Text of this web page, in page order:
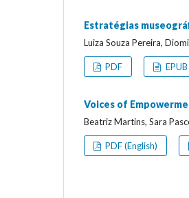
Estratégias
Luiza Souza Pereira,
PDF EPUB
Voices of
Beatriz Martins, Sara
PDF (English)